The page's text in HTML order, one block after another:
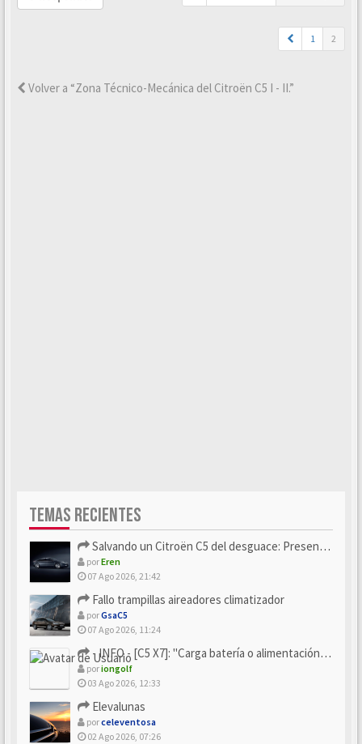
1 2
Volver a “Zona Técnico-Mecánica del Citroën C5 I - II.”
TEMAS RECIENTES
Salvando un Citroën C5 del desguace: Presentación y seguimiento
porEren
07 Ago 2026, 21:42
Fallo trampillas aireadores climatizador
porGsaC5
07 Ago 2026, 11:24
- INFO - [C5 X7]: "Carga batería o alimentación eléctri...
poriongolf
03 Ago 2026, 12:33
Elevalunas
porceleventosa
02 Ago 2026, 07:26